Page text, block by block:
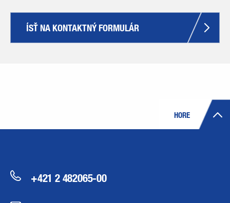
ÍSŤ NA KONTAKTNÝ FORMULÁR
HORE
+421 2 482065-00